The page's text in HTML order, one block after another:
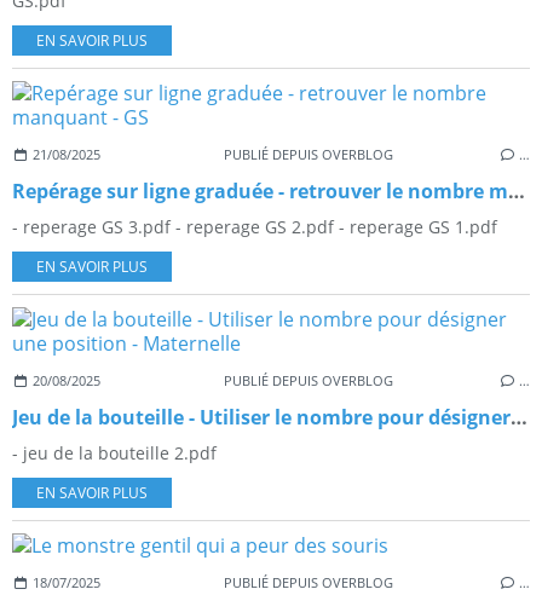
EN SAVOIR PLUS
21/08/2025 PUBLIÉ DEPUIS OVERBLOG …
Repérage sur ligne graduée - retrouver le nombre manquant - GS
- reperage GS 3.pdf - reperage GS 2.pdf - reperage GS 1.pdf
EN SAVOIR PLUS
20/08/2025 PUBLIÉ DEPUIS OVERBLOG …
Jeu de la bouteille - Utiliser le nombre pour désigner une position - Maternelle
- jeu de la bouteille 2.pdf
EN SAVOIR PLUS
18/07/2025 PUBLIÉ DEPUIS OVERBLOG …